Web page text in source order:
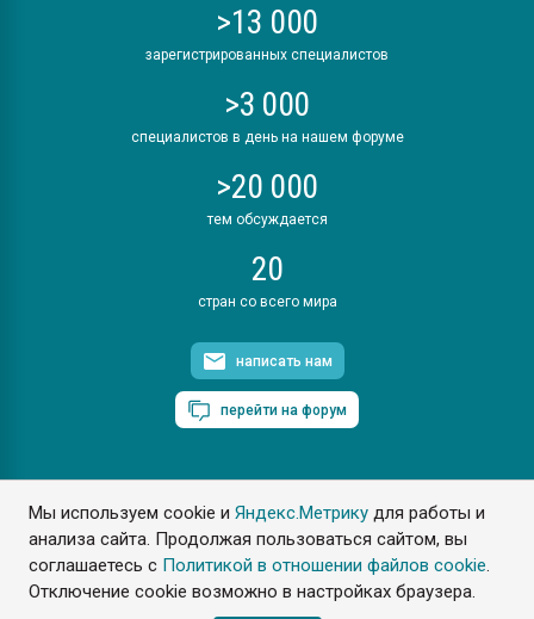
Мы используем cookie иЯндекс.Метрику для работы и
анализа сайта. Продолжая пользоваться сайтом, вы
соглашаетесь с Политикой в отношении файлов cookie.
Отключение cookie возможно в настройках браузера.
>13 000
зарегистрированных специалистов
>3 000
специалистов в день на нашем форуме
>20 000
тем обсуждается
20
стран со всего мира
написать нам
перейти на форум
ПластЭксперт © 2006. Все права защищены
Разрешается копирование материалов сайта с обязательной
ссылкой на www.e-plastic.ru
Разработка сайта